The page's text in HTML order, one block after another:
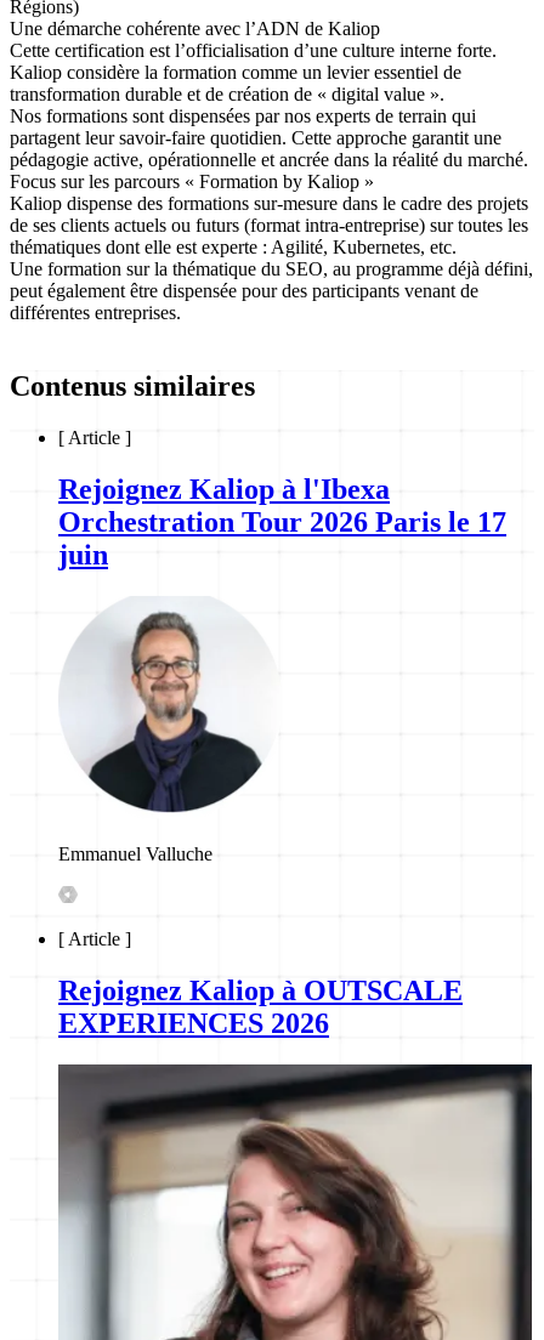
Régions)
Une démarche cohérente avec l’ADN de Kaliop
Cette certification est l’officialisation d’une culture interne forte.
Kaliop considère la formation comme un levier essentiel de
transformation durable et de création de « digital value ».
Nos formations sont dispensées par nos experts de terrain qui
partagent leur savoir-faire quotidien. Cette approche garantit une
pédagogie active, opérationnelle et ancrée dans la réalité du marché.
Focus sur les parcours « Formation by Kaliop »
Kaliop dispense des formations sur-mesure dans le cadre des projets
de ses clients actuels ou futurs (format intra-entreprise) sur toutes les
thématiques dont elle est experte : Agilité, Kubernetes, etc.
Une formation sur la thématique du SEO, au programme déjà défini,
peut également être dispensée pour des participants venant de
différentes entreprises.
Contenus similaires
[ Article ]
Rejoignez Kaliop à l'Ibexa
Orchestration Tour 2026 Paris le 17
juin
Emmanuel Valluche
[ Article ]
Rejoignez Kaliop à OUTSCALE
EXPERIENCES 2026